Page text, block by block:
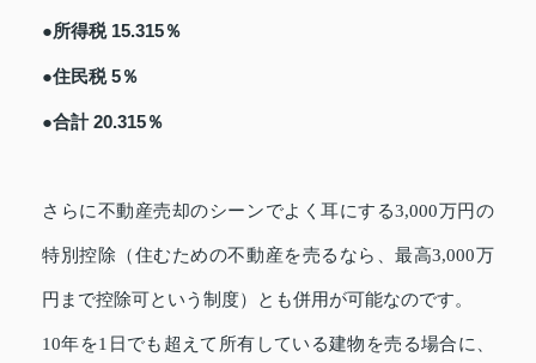
●所得税 15.315％
●住民税 5％
●合計 20.315％
さらに不動産売却のシーンでよく耳にする3,000万円の
特別控除（住むための不動産を売るなら、最高3,000万
円まで控除可という制度）とも併用が可能なのです。
10年を1日でも超えて所有している建物を売る場合に、